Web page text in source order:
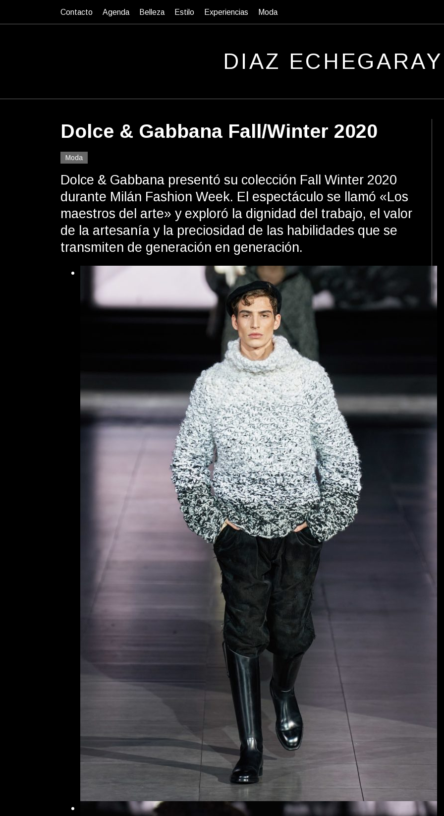
Contacto Agenda Belleza Estilo Experiencias Moda
D IAZ ECHEGARAY
Dolce & Gabbana Fall/Winter 2020
Moda
Dolce & Gabbana presentó su colección Fall Winter 2020
durante Milán Fashion Week. El espectáculo se llamó «Los
maestros del arte» y exploró la dignidad del trabajo, el valor
de la artesanía y la preciosidad de las habilidades que se
transmiten de generación en generación.